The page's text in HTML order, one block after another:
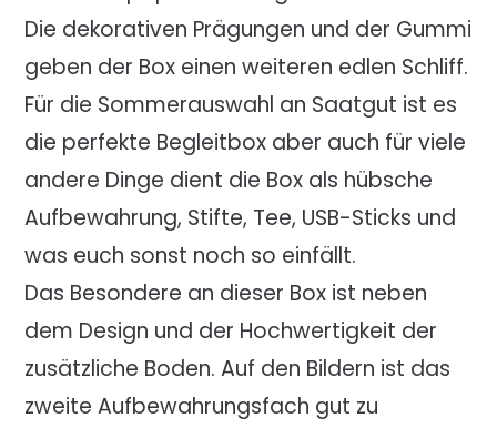
Die dekorativen Prägungen und der Gummi
geben der Box einen weiteren edlen Schliff.
Für die Sommerauswahl an Saatgut ist es
die perfekte Begleitbox aber auch für viele
andere Dinge dient die Box als hübsche
Aufbewahrung, Stifte, Tee, USB-Sticks und
was euch sonst noch so einfällt.
Das Besondere an dieser Box ist neben
dem Design und der Hochwertigkeit der
zusätzliche Boden. Auf den Bildern ist das
zweite Aufbewahrungsfach gut zu